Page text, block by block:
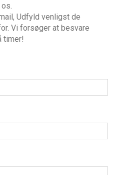
Udfyld venligst de
Vi forsøger at besvare
timer!